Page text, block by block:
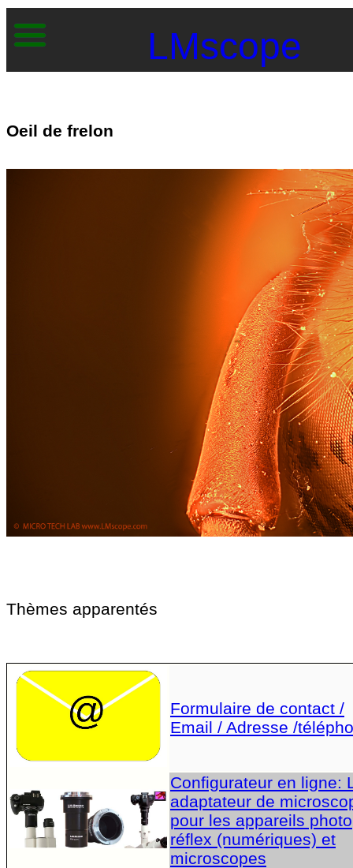
LMscope
Oeil de frelon
Thèmes apparentés
Formulaire de contact /
Email / Adresse /
Configurateur en ligne:
adaptateur de
pour les appareils photo
réflex (numériques) et
microscopes